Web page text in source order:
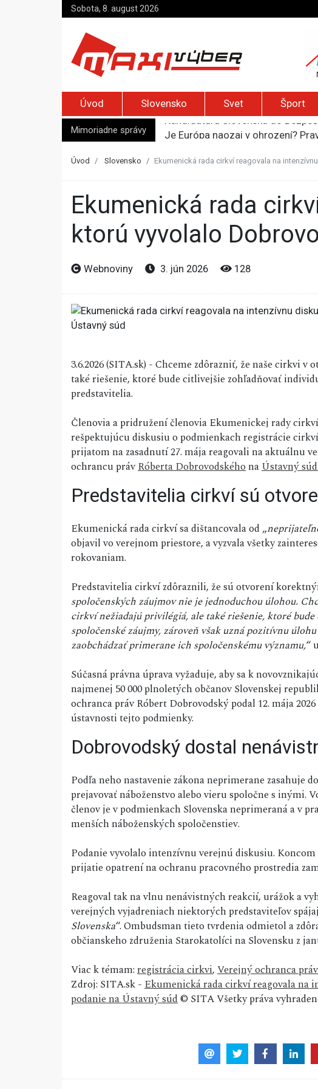
Sobota, 8. august 2026
Úvod Slovensko Svet Šport
Mimoriadne správy
Je Európa naozaj v ohrození?
Kyjev žiada EÚ o 220 miliónov
Úvod Slovensko Ekumenická rada cirkví reagovala na
Ekumenická rada cirkví reagovala na intenzívnu diskusiu,
ktorú vyvolalo
Webnoviny 3. jún 2026 128
3.6.2026 (SITA.sk) - Chceme zdôrazniť, že naše cirkvi
také riešenie, ktoré bude citlivejšie zohľadňovať
predstavitelia.
Členovia a pridružení členovia Ekumenickej rady
rešpektujúcu diskusiu o podmienkach registrácie
prijatom na zasadnutí 27. mája reagovali na aktuálnu
ochrancu právRóberta DobrovodskéhonaÚstavný
Predstavitelia cirkví sú
Ekumenická rada cirkví sa dištancovala od „
objavil vo verejnom priestore, a vyzvala všetky
rokovaniam.
Predstavitelia cirkví zdôraznili, že sú otvorení
spoločenských záujmov nie je jednoduchou úlohou.
cirkví nežiadajú privilégiá, ale také riešenie, ktoré
spoločenské záujmy, zároveň však uzná pozitívnu
zaobchádzať primerane ich spoločenskému významu,“
Súčasná právna úprava vyžaduje, aby sa k
najmenej 50 000 plnoletých občanov Slovenskej
ochranca práv Róbert Dobrovodský podal 12. mája
ústavnosti tejto podmienky.
Dobrovodský dostal
Podľa neho nastavenie zákona neprimerane zasahuje
prejavovať náboženstvo alebo vieru spoločne s inými.
členov je v podmienkach Slovenska neprimeraná a v
menších náboženských spoločenstiev.
Podanie vyvolalo intenzívnu verejnú diskusiu.
prijatie opatrení na ochranu pracovného prostredia
Reagoval tak na vlnu nenávistných reakcií, urážok a
verejných vyjadreniach niektorých predstaviteľov
Slovenska“. Ombudsman tieto tvrdenia odmietol a
občianskeho združenia Starokatolíci na Slovensku z
Viac k témam:registrácia cirkvi,Verejný ochranca práv
Zdroj: SITA.sk -Ekumenická rada cirkví reagovala na
podanie na Ústavný súd© SITA Všetky práva